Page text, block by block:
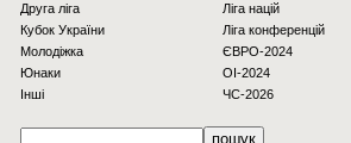
Друга ліга
Кубок України
Молодіжка
Юнаки
Інші
Ліга націй
Ліга конференцій
ЄВРО-2024
OI-2024
ЧС-2026